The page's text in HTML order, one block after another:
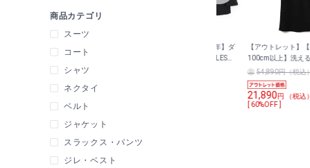
【アウトレット】【通年】ナ
ノブラック加工 シングルフォ
ーマルスーツ JUNKO
シルエット）
21,890 円 （税込）
【アウトレット】【通年】ダ
ブルフォーマルスーツ LES
【アウトレット】
100cm以上】洗え
カラージャケット・
前開きワンピース
54,890円（税込
21,890円 （税込）
[ 60%OFF ]
商品カテゴリ
スーツ
コート
シャツ
ネクタイ
ベルト
ジャケット
スラックス・パンツ
ジレ・ベスト